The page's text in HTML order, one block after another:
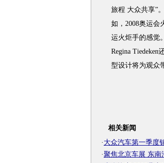
旅程 大众共享”
如，2008奥运会
运火炬手的感觉
Regina
型设计将为观众
相关新闻
· 大众汽车第一季度
·聚焦北京车展 东南